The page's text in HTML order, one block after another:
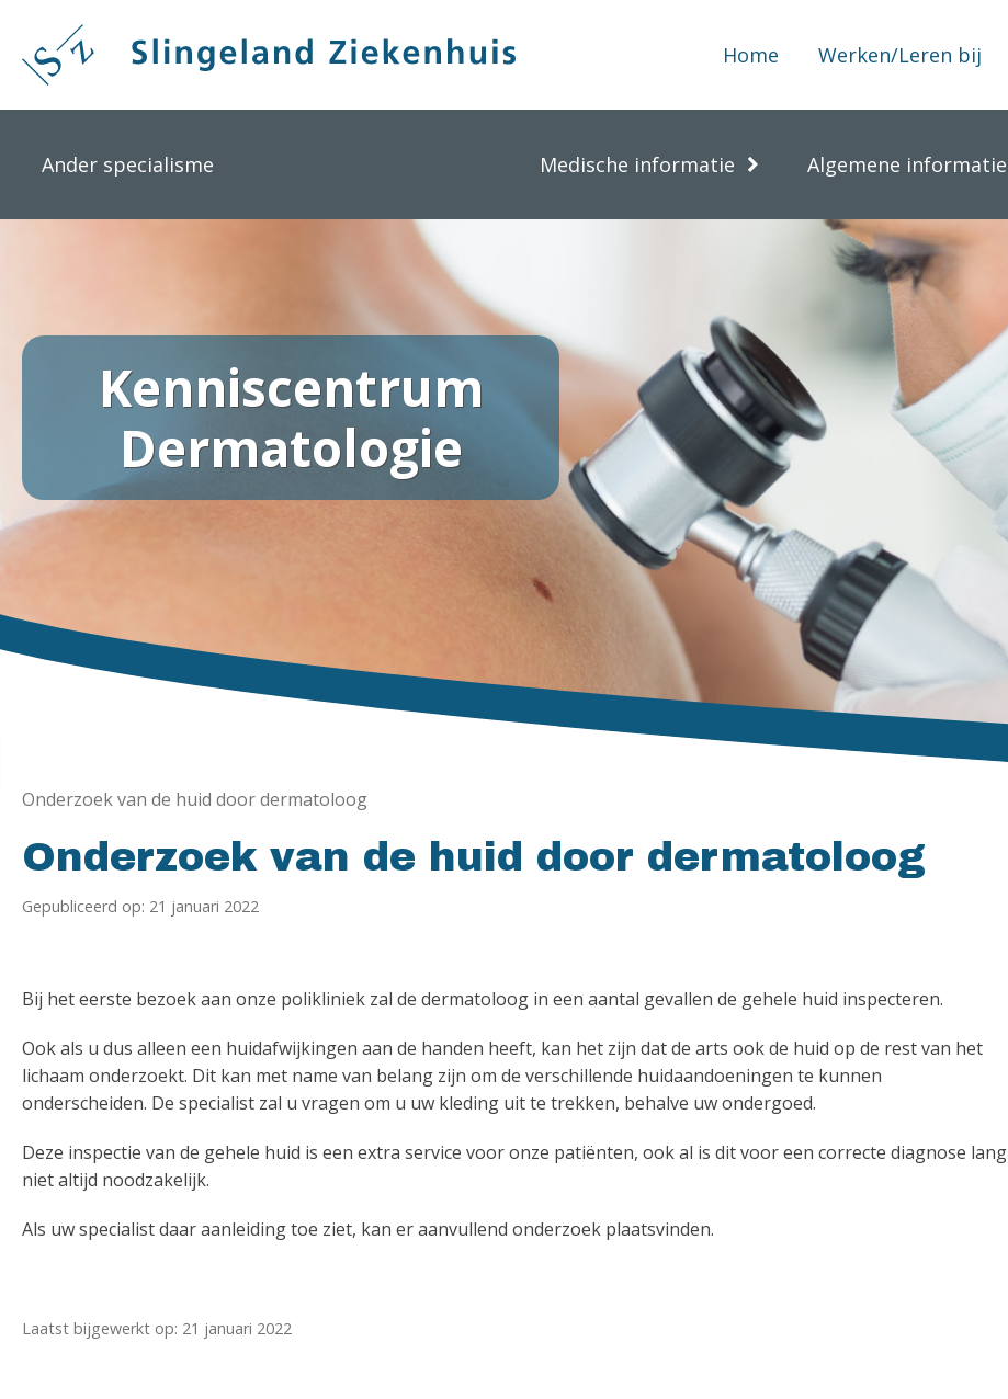
naar
Home Werken/Leren bij
Ander specialisme Medische informatie Algemene informatie
Kenniscentrum
Dermatologie
Onderzoek van de huid door dermatoloog
Onderzoek van de huid door dermatoloog
Gepubliceerd op: 21 januari 2022
Bij het eerste bezoek aan onze polikliniek zal de dermatoloog in een aantal gevallen de gehele huid inspecteren.
Ook als u dus alleen een huidafwijkingen aan de handen heeft, kan het zijn dat de arts ook de huid op de rest van het
lichaam onderzoekt. Dit kan met name van belang zijn om de verschillende huidaandoeningen te kunnen
onderscheiden. De specialist zal u vragen om u uw kleding uit te trekken, behalve uw ondergoed.
Deze inspectie van de gehele huid is een extra service voor onze patiënten, ook al is dit voor een correcte diagnose lang
niet altijd noodzakelijk.
Als uw specialist daar aanleiding toe ziet, kan er aanvullend onderzoek plaatsvinden.
Laatst bijgewerkt op: 21 januari 2022